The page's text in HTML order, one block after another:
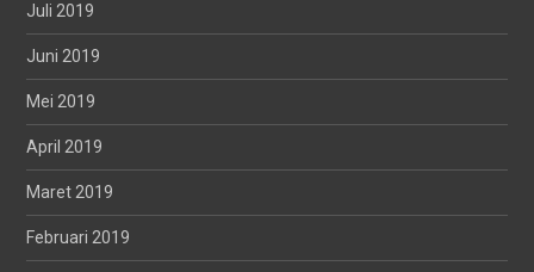
Juli 2019
Juni 2019
Mei 2019
April 2019
Maret 2019
Februari 2019